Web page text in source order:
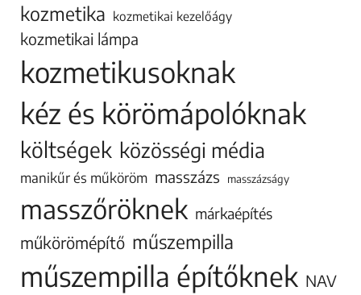
kozmetika kozmetikai kezelőágy
kozmetikai lámpa
kozmetikusoknak
kéz és körömápolóknak
költségek közösségi média
manikűr és műköröm masszázs masszázságy
masszőröknek márkaépítés
műkörömépítő műszempilla
műszempilla építőknek NAV